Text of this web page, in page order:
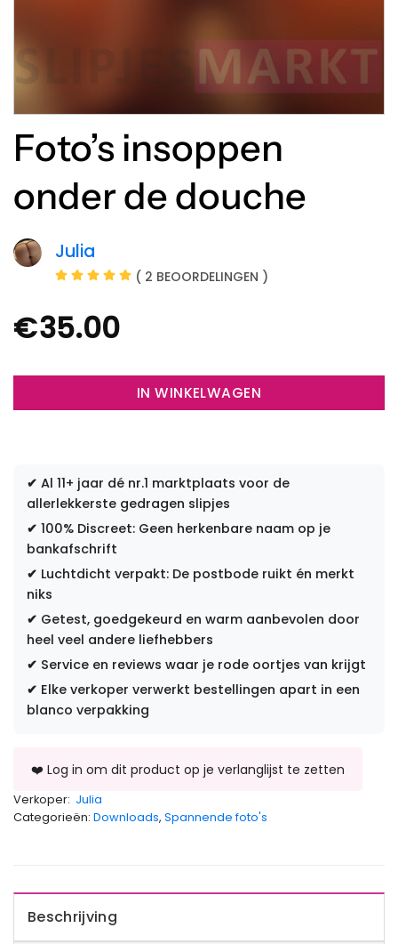
Foto’s insoppen
onder de douche
Julia
( 2 BEOORDELINGEN )
€35.00
IN WINKELWAGEN
✔ Al 11+ jaar dé nr.1 marktplaats voor de
allerlekkerste gedragen slipjes
✔ 100% Discreet: Geen herkenbare naam op je
bankafschrift
✔ Luchtdicht verpakt: De postbode ruikt én merkt
niks
✔ Getest, goedgekeurd en warm aanbevolen door
heel veel andere liefhebbers
✔ Service en reviews waar je rode oortjes van krijgt
✔ Elke verkoper verwerkt bestellingen apart in een
blanco verpakking
Verkoper: Julia
Categorieën: Downloads, Spannende foto's
Beschrijving